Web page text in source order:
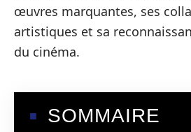
œuvres marquantes, ses
artistiques et sa
du cinéma.
SOMMAIRE